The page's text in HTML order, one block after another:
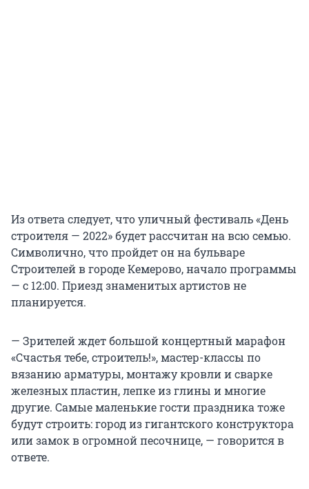
Из ответа следует, что уличный фестиваль «День
строителя — 2022» будет рассчитан на всю семью.
Символично, что пройдет он на бульваре
Строителей в городе Кемерово, начало программы
— с 12:00. Приезд знаменитых артистов не
планируется.
— Зрителей ждет большой концертный марафон
«Счастья тебе, строитель!», мастер-классы по
вязанию арматуры, монтажу кровли и сварке
железных пластин, лепке из глины и многие
другие. Самые маленькие гости праздника тоже
будут строить: город из гигантского конструктора
или замок в огромной песочнице, — говорится в
ответе.